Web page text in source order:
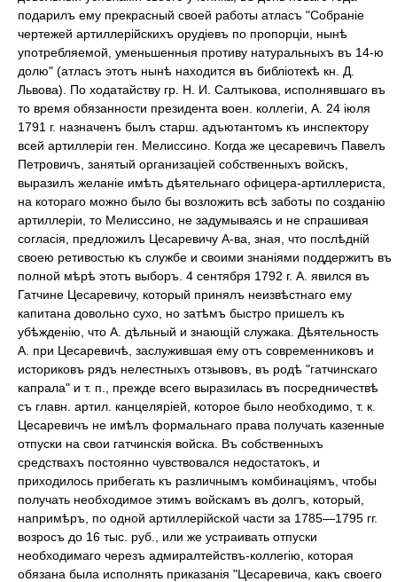
подарилъ ему прекрасный своей работы атласъ "Собраніе
чертежей артиллерійскихъ орудіевъ по пропорціи, нынѣ
употребляемой, уменьшенныя противу натуральныхъ въ 14-ю
долю" (атласъ этотъ нынѣ находится въ библіотекѣ кн. Д.
Львова). По ходатайству гр. Н. И. Салтыкова, исполнявшаго въ
то время обязанности президента воен. коллегіи, А. 24 іюля
1791 г. назначенъ былъ старш. адъютантомъ къ инспектору
всей артиллеріи ген. Мелиссино. Когда же цесаревичъ Павелъ
Петровичъ, занятый организаціей собственныхъ войскъ,
выразилъ желаніе имѣть дѣятельнаго офицера-артиллериста,
на котораго можно было бы возложить всѣ заботы по созданію
артиллеріи, то Мелиссино, не задумываясь и не спрашивая
согласія, предложилъ Цесаревичу А-ва, зная, что послѣдній
своею ретивостью къ службе и своими знаніями поддержитъ въ
полной мѣрѣ этотъ выборъ. 4 сентября 1792 г. А. явился въ
Гатчине Цесаревичу, который принялъ неизвѣстнаго ему
капитана довольно сухо, но затѣмъ быстро пришелъ къ
убѣжденію, что А. дѣльный и знающій служака. Дѣятельность
А. при Цесаревичѣ, заслужившая ему отъ современниковъ и
историковъ рядъ нелестныхъ отзывовъ, въ родѣ "гатчинскаго
капрала" и т. п., прежде всего выразилась въ посредничествѣ
съ главн. артил. канцеляріей, которое было необходимо, т. к.
Цесаревичъ не имѣлъ формальнаго права получать казенные
отпуски на свои гатчинскія войска. Въ собственныхъ
средствахъ постоянно чувствовался недостатокъ, и
приходилось прибегать къ различнымъ комбинаціямъ, чтобы
получать необходимое этимъ войскамъ въ долгъ, который,
напримѣръ, по одной артиллерійской части за 1785—1795 гг.
возросъ до 16 тыс. руб., или же устраивать отпуски
необходимаго черезъ адмиралтействъ-коллегію, которая
обязана была исполнять приказанія "Цесаревича, какъ своего